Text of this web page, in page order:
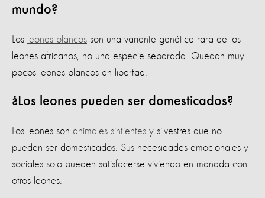
mundo?
Los leones blancos son una variante genética rara de los
leones africanos, no una especie separada. Quedan muy
pocos leones blancos en libertad.
¿Los leones pueden ser domesticados?
Los leones son animales sintientes y silvestres que no
pueden ser domesticados. Sus necesidades emocionales y
sociales solo pueden satisfacerse viviendo en manada con
otros leones.